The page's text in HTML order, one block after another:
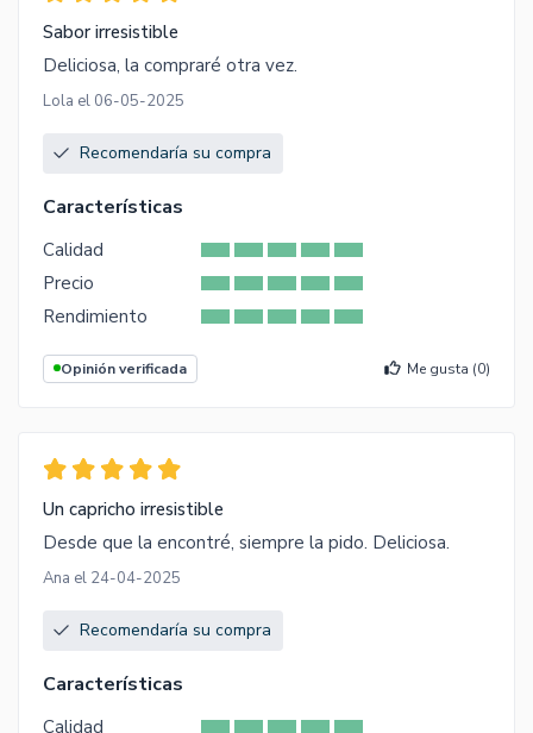
Sabor irresistible
Deliciosa, la compraré otra vez.
Lola el 06-05-2025
Recomendaría su compra
Características
Calidad
Precio
Rendimiento
Opinión verificada Me gusta (0)
Un capricho irresistible
Desde que la encontré, siempre la pido. Deliciosa.
Ana el 24-04-2025
Recomendaría su compra
Características
Calidad